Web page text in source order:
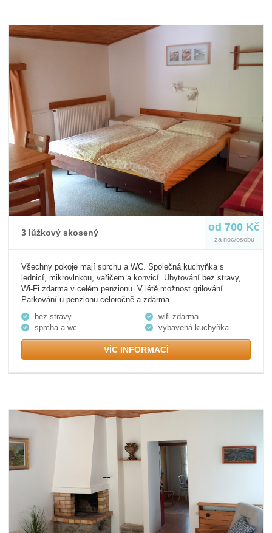
3 lůžkový skosený od 700 Kč
za noc/osobu
Všechny pokoje mají sprchu a WC. Společná kuchyňka s
lednicí, mikrovlnkou, vařičem a konvicí. Ubytování bez stravy,
Wi-Fi zdarma v celém penzionu. V létě možnost grilování.
Parkování u penzionu celoročně a zdarma.
bez stravy
sprcha a wc
wifi zdarma
vybavená kuchyňka
VÍC INFORMACÍ